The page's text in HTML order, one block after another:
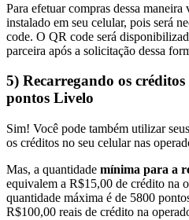
Para efetuar compras dessa
instalado em seu celular, pois será
code. O QR code será
parceira após a solicitação dessa
5) Recarregando os
pontos Livelo
Sim! Você pode também utilizar
os créditos no seu celular nas
Mas, a quantidade mínima para a
equivalem a R$15,00 de crédito na
quantidade máxima é de 5800
R$100,00 reais de crédito na